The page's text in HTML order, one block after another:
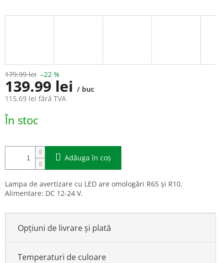
179.99 lei –22 %
139.99 lei / buc
115.69 lei fără TVA
Evaluare
preţ:
În stoc
Adăuga în coş
Lampa de avertizare cu LED are omologări R65 și R10.
Alimentare: DC 12-24 V.
Opțiuni de livrare și plată
Temperaturi de culoare